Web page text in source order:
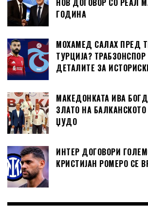
НОВ ДОГОВОР СО РЕАЛ
ГОДИНА
МОХАМЕД САЛАХ ПРЕД
ТУРЦИЈА?
ДЕТАЛИТЕ ЗА
МАКЕДОНКАТА ИВА
ЗЛАТО НА
ЏУДО
ИНТЕР ДОГОВОРИ
КРИСТИЈАН РОМЕРО СЕ